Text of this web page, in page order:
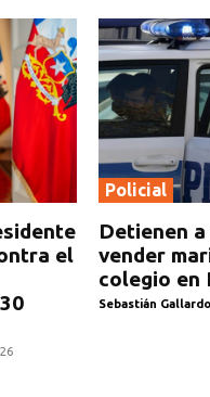
el
Policial
Detienen
vender
colegio en
Sebastián Gallardo